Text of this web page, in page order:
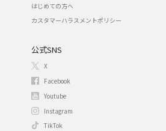
はじめての方へ
カスタマーハラスメントポリシー
公式SNS
X
Facebook
Youtube
Instagram
TikTok